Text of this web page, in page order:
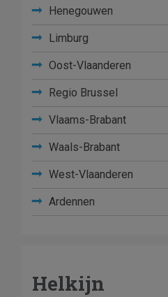
Henegouwen
Limburg
Oost-Vlaanderen
Regio Brussel
Vlaams-Brabant
Waals-Brabant
West-Vlaanderen
Ardennen
Helkijn